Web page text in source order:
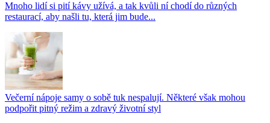
Mnoho lidí si pití kávy užívá, a tak kvůli ní chodí do různých
restaurací, aby našli tu, která jim bude...
Večerní nápoje samy o sobě tuk nespalují. Některé však mohou
podpořit pitný režim a zdravý životní styl